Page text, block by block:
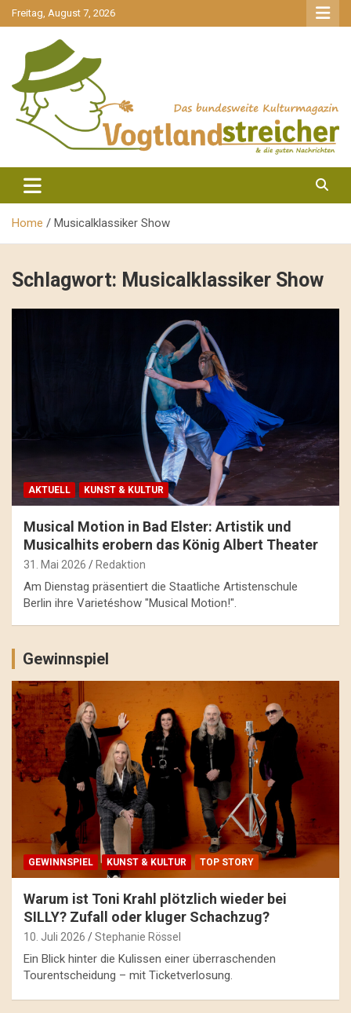
gehe
zum
Freitag, August 7, 2026
Vogtlandstreicher
Home Musicalklassiker Show
Schlagwort: Musicalklassiker Show
AKTUELL KUNST & KULTUR
Musical Motion in Bad Elster: Artistik und
Musicalhits erobern das König Albert Theater
31. Mai 2026 Redaktion
Am Dienstag präsentiert die Staatliche Artistenschule
Berlin ihre Varietéshow "Musical Motion!".
Gewinnspiel
GEWINNSPIEL KUNST & KULTUR TOP STORY
Warum ist Toni Krahl plötzlich wieder bei
SILLY? Zufall oder kluger Schachzug?
10. Juli 2026 Stephanie Rössel
Ein Blick hinter die Kulissen einer überraschenden
Tourentscheidung – mit Ticketverlosung.